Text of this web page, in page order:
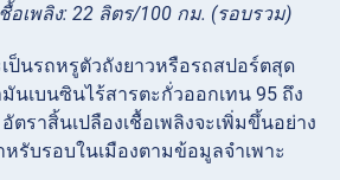
อเพลิง: 22 ลิตร/100 กม. (รอบรวม)
เป็นรถหรูตัวถังยาวหรือรถสปอร์ตสุด
นเบนซินไร้สารตะกั่วออกเทน 95 ถึง
ตราสิ้นเปลืองเชื้อเพลิงจะเพิ่มขึ้นอย่าง
หรับรอบในเมืองตามข้อมูลจำเพาะ